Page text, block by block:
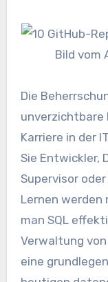
Bild vom
Die
unverzichtbare
Karriere in der
Sie Entwickler,
Supervisor
Lernen werden
man SQL
Verwaltung
eine